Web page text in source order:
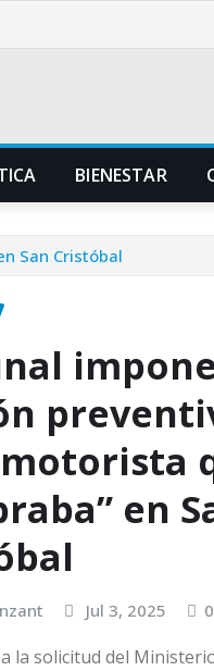
BIENESTAR
San Cristóbal
en
Jul 3, 2025 0
la solicitud del